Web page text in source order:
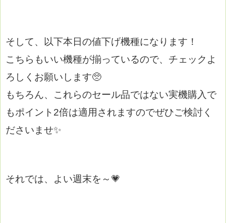
そして、以下本日の値下げ機種になります！
こちらもいい機種が揃っているので、チェックよ
ろしくお願いします🥺
もちろん、これらのセール品ではない実機購入で
もポイント2倍は適用されますのでぜひご検討く
ださいませ✨
それでは、よい週末を～💗